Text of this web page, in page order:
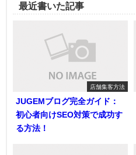
最近書いた記事
店舗集客方法
JUGEMブログ完全ガイド：
初心者向けSEO対策で成功す
る方法！